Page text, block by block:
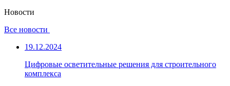
Новости
Все новости
19.12.2024
Цифровые осветительные решения для строительного
комплекса